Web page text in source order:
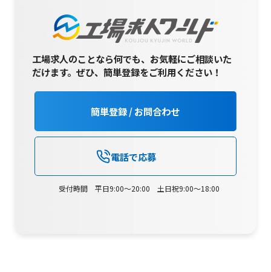
工場求人のことなら何でも、お気軽にご相談いた
だけます。ぜひ、簡単登録をご利用ください！
簡単登録 / お問合わせ
電話で応募
受付時間 平日9:00～20:00 土日祝9:00～18:00